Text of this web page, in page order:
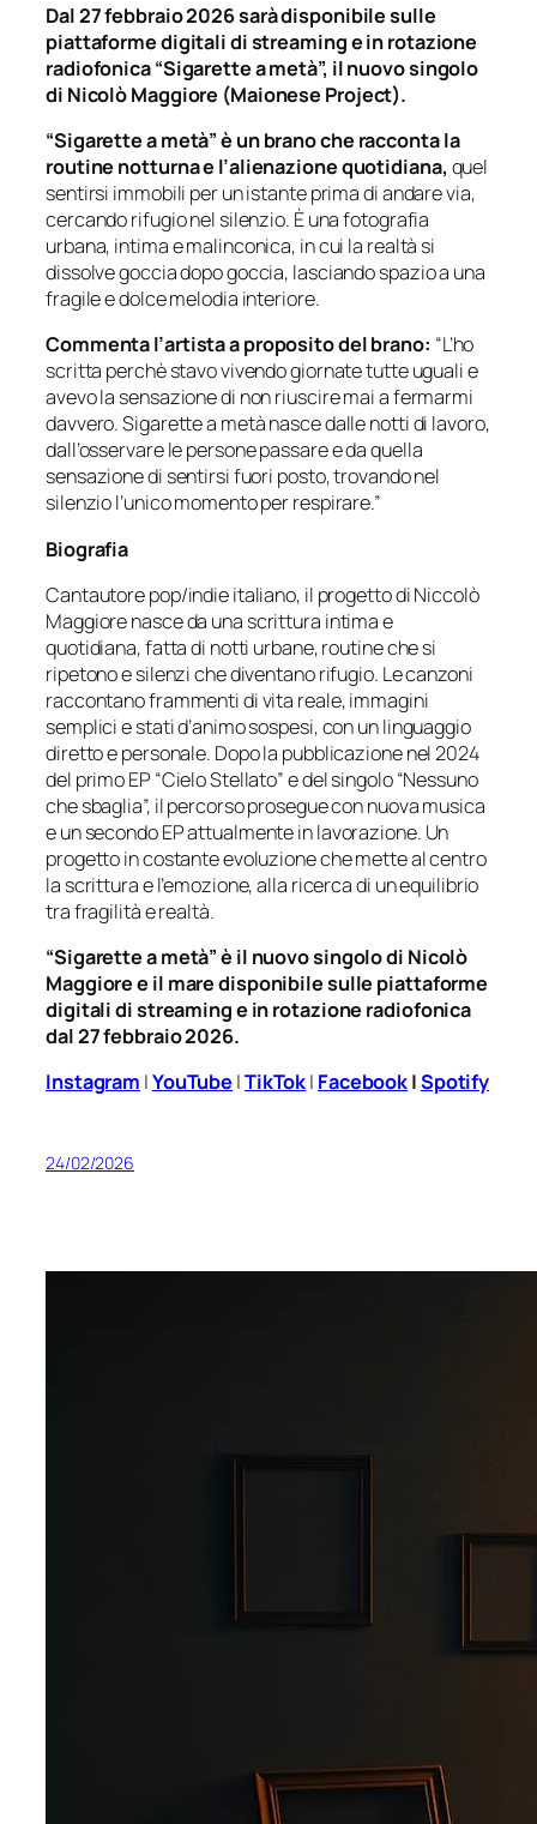
Dal 27 febbraio 2026 sarà disponibile sulle
piattaforme digitali di streaming e in rotazione
radiofonica “Sigarette a metà”, il nuovo singolo
di Nicolò Maggiore (Maionese Project).
“Sigarette a metà” è un brano che racconta la
routine notturna e l’alienazione quotidiana, quel
sentirsi immobili per un istante prima di andare via,
cercando rifugio nel silenzio. È una fotografia
urbana, intima e malinconica, in cui la realtà si
dissolve goccia dopo goccia, lasciando spazio a una
fragile e dolce melodia interiore.
Commenta l’artista a proposito del brano: “L’ho
scritta perchè stavo vivendo giornate tutte uguali e
avevo la sensazione di non riuscire mai a fermarmi
davvero. Sigarette a metà nasce dalle notti di lavoro,
dall’osservare le persone passare e da quella
sensazione di sentirsi fuori posto, trovando nel
silenzio l’unico momento per respirare.”
Biografia
Cantautore pop/indie italiano, il progetto di Niccolò
Maggiore nasce da una scrittura intima e
quotidiana, fatta di notti urbane, routine che si
ripetono e silenzi che diventano rifugio. Le canzoni
raccontano frammenti di vita reale, immagini
semplici e stati d’animo sospesi, con un linguaggio
diretto e personale. Dopo la pubblicazione nel 2024
del primo EP “Cielo Stellato” e del singolo “Nessuno
che sbaglia”, il percorso prosegue con nuova musica
e un secondo EP attualmente in lavorazione. Un
progetto in costante evoluzione che mette al centro
la scrittura e l’emozione, alla ricerca di un equilibrio
tra fragilità e realtà.
“Sigarette a metà” è il nuovo singolo di Nicolò
Maggiore e il mare disponibile sulle piattaforme
digitali di streaming e in rotazione radiofonica
dal 27 febbraio 2026.
Instagram |YouTube |TikTok| Facebook|Spotify
24/02/2026